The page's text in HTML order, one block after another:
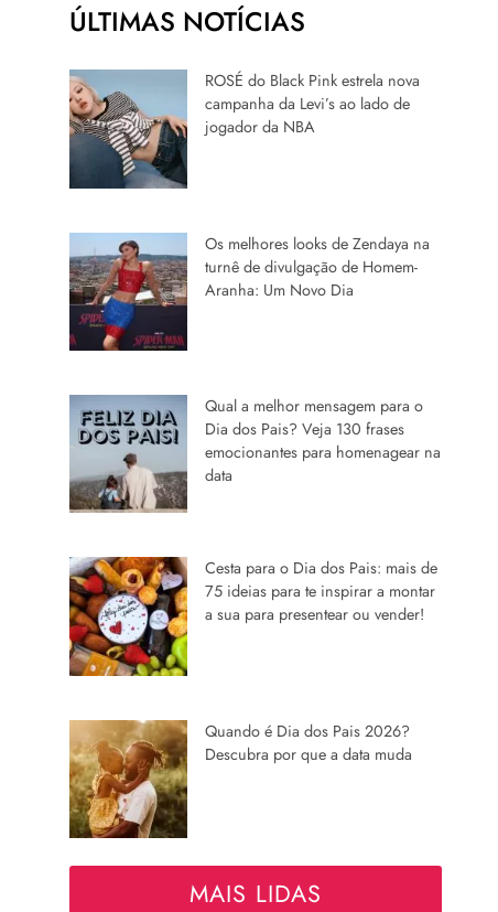
ÚLTIMAS NOTÍCIAS
ROSÉ do Black Pink estrela nova
campanha da Levi’s ao lado de
jogador da NBA
Os melhores looks de Zendaya na
turnê de divulgação de Homem-
Aranha: Um Novo Dia
Qual a melhor mensagem para o
Dia dos Pais? Veja 130 frases
emocionantes para homenagear na
data
Cesta para o Dia dos Pais: mais de
75 ideias para te inspirar a montar
a sua para presentear ou vender!
Quando é Dia dos Pais 2026?
Descubra por que a data muda
MAIS LIDAS